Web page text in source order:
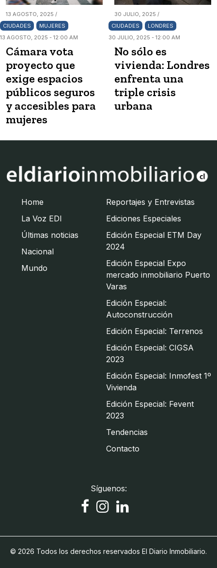
13 AGOSTO, 2025 /
CIUDADES
MUJERES
13 AGOSTO, 2025 - 12:00 AM
Cámara vota
proyecto que
exige espacios
públicos seguros
y accesibles para
mujeres
30 JULIO, 2025 /
CIUDADES
LONDRES
30 JULIO, 2025 - 12:00 AM
No sólo es
vivienda: Londres
enfrenta una
triple crisis
urbana
Home
La Voz EDI
Últimas noticias
Nacional
Mundo
Reportajes y Entrevistas
Ediciones Especiales
Edición Especial ETM Day
2024
Edición Especial Expo
mercado inmobiliario Puerto
Varas
Edición Especial:
Autoconstrucción
Edición Especial: Terrenos
Edición Especial: CIGSA
2023
Edición Especial: Inmofest 1º
Vivienda
Edición Especial: Fevent
2023
Tendencias
Contacto
Síguenos:
© 2026 Todos los derechos reservados El Diario Inmobiliario.